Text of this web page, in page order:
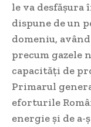
le va desfășura
dispune de un
domeniu,
precum gazele
capacități de
Primarul
eforturile
energie și de